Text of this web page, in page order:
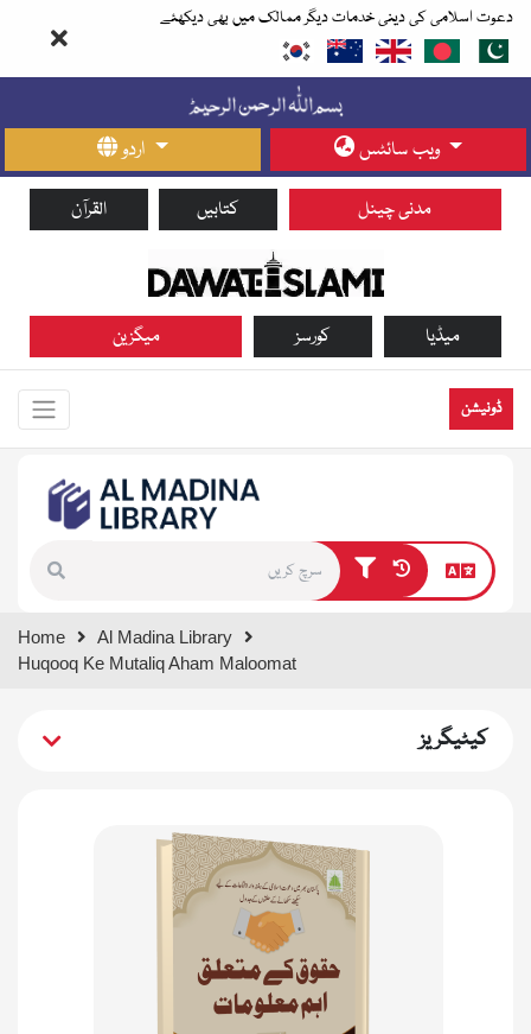
دعوت اسلامی کی دینی خدمات دیگر ممالک میں بھی دیکھئے
اردو ویب سائٹس
القرآن کتابیں مدنی چینل
میگزین کورسز میڈیا
ڈونیشن
results.
Home
Al Madina Library
Huqooq Ke Mutaliq Aham Maloomat
کیٹیگریز